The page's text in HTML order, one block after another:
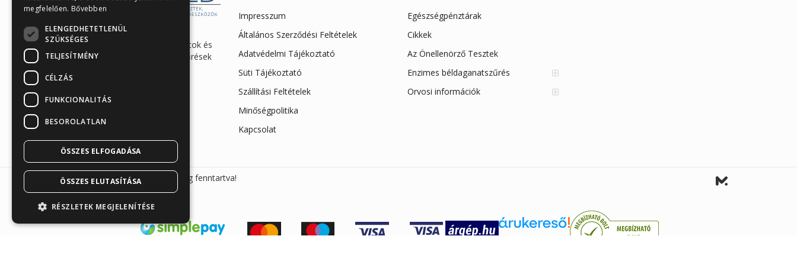
Enzimes béldaganatszűrés,
hasnyálmirigy funkciós vizsgálatok és
egészségügyi gyorstesztek, szűrések
Megyeri út 26.
+36 30 865 7792
Impresszum
Általános Szerződési Feltételek
Adatvédelmi Tájékoztató
Süti Tájékoztató
Szállítási Feltételek
Minőségpolitika
Kapcsolat
Egészségpénztárak
Cikkek
Az Önellenörző Tesztek
Enzimes béldaganatszűrés
Orvosi információk
Sunmed Kft. 2026 © Minden jog fenntartva!
megfelelően. Bővebben
ELENGEDHETETLENÜL
SZÜKSÉGES
TELJESÍTMÉNY
CÉLZÁS
FUNKCIONALITÁS
BESOROLATLAN
ÖSSZES ELFOGADÁSA
ÖSSZES ELUTASÍTÁSA
RÉSZLETEK MEGJELENÍTÉSE